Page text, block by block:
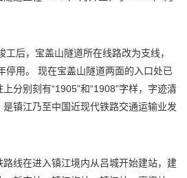
工后，宝盖山隧道所在线路改为支线，
停用。 现在宝盖山隧道两面的入口处已
分别刻有“1905”和“1908”字样，字迹清
镇江乃至中国近现代铁路交通运输业发
线在进入镇江境内从吕城开始建站，建